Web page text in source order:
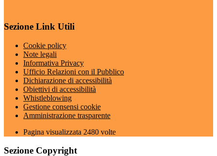
Sezione Link Utili
Cookie policy
Note legali
Informativa Privacy
Ufficio Relazioni con il Pubblico
Dichiarazione di accessibilità
Obiettivi di accessibilità
Whistleblowing
Gestione consensi cookie
Amministrazione trasparente
Pagina visualizzata 2480 volte
Sezione Copyright